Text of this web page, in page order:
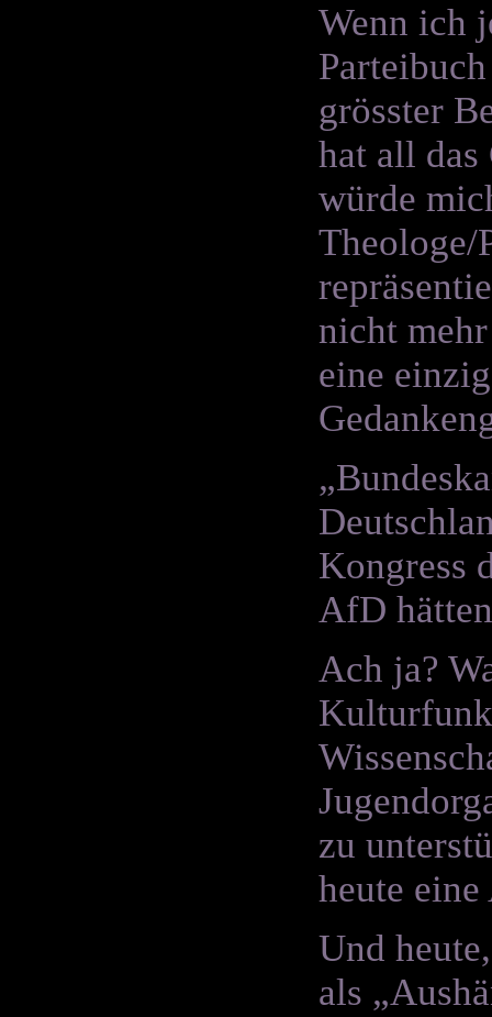
Wenn ich
grösster
hat all das
würde
Theologe/
nicht
eine
Kongress
AfD
Ach ja?
zu
heute
Und
als